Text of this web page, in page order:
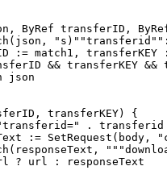
ByRef transferID,
:= match1, transferKEY
&& transferKEY &&
json
transferKEY) {
.
:= SetRequest(body,
? url : responseText